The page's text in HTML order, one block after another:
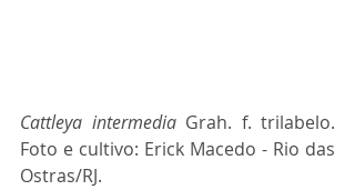
Cattleya intermedia Grah. f. trilabelo.
Foto e cultivo: Erick Macedo - Rio das
Ostras/RJ.